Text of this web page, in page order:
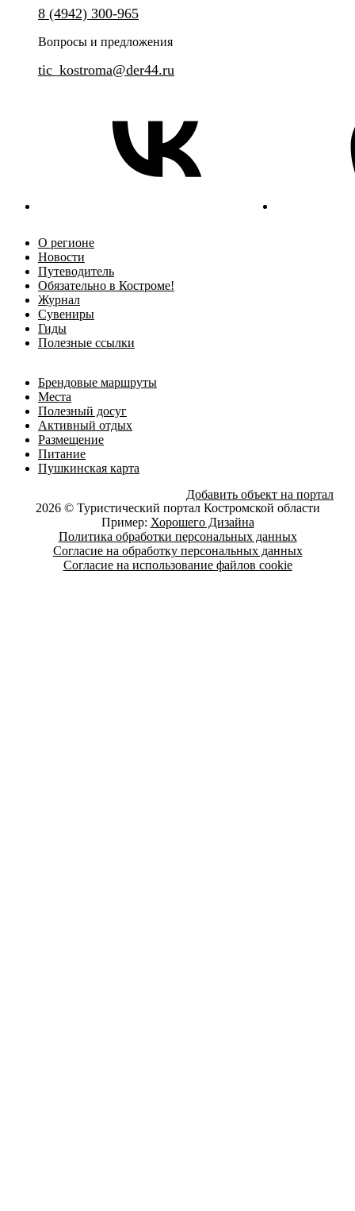
будто замерло, сохранив атмосферу уездного города с
духом.
8 (4942) 300-965
Вопросы и предложения
tic_kostroma@der44.ru
О регионе
Новости
Путеводитель
Обязательно в Костроме!
Журнал
Сувениры
Гиды
Полезные ссылки
Брендовые маршруты
Места
Полезный досуг
Активный отдых
Размещение
Питание
Пушкинская карта
Добавить объект на портал
2026 © Туристический портал Костромской области
Пример: Хорошего Дизайна
Политика обработки персональных данных
Согласие на обработку персональных данных
Согласие на использование файлов cookie